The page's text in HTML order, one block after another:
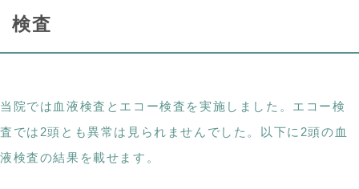
検査
当院では血液検査とエコー検査を実施しました。エコー検
査では2頭とも異常は見られませんでした。以下に2頭の血
液検査の結果を載せます。